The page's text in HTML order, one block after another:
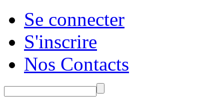
Se connecter
S'inscrire
Nos Contacts